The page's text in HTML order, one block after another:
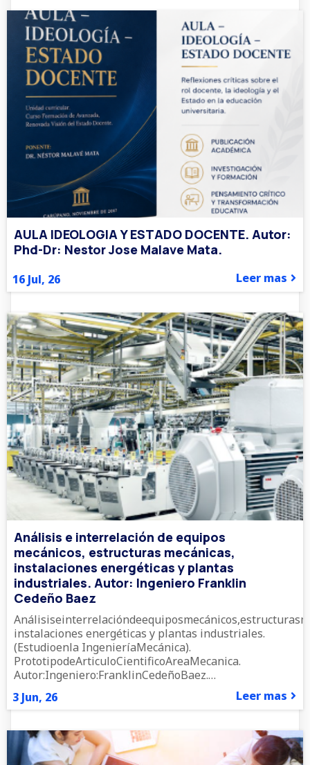
AULA IDEOLOGIA Y ESTADO DOCENTE. Autor:
Phd-Dr: Nestor Jose Malave Mata.
16 Jul, 26 Leer mas
Análisis e interrelación de equipos
mecánicos, estructuras mecánicas,
instalaciones energéticas y plantas
industriales. Autor: Ingeniero Franklin
Cedeño Baez
3 Jun, 26
instalaciones energéticas y plantas industriales.
(Estudioenla IngenieríaMecánica).
PrototipodeArticuloCientificoAreaMecanica.
Autor:Ingeniero:FranklinCedeñoBaez.…
Leer mas